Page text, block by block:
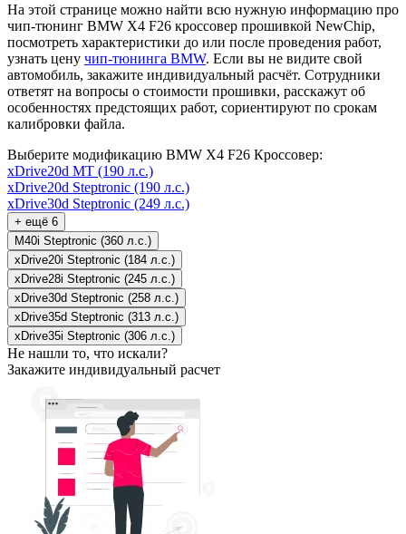
На этой странице можно найти всю нужную информацию про
чип-тюнинг BMW X4 F26 кроссовер прошивкой NewChip,
посмотреть характеристики до или после проведения работ,
узнать цену чип-тюнинга BMW. Если вы не видите свой
автомобиль, закажите индивидуальный расчёт. Сотрудники
ответят на вопросы о стоимости прошивки, расскажут об
особенностях предстоящих работ, сориентируют по срокам
калибровки файла.
Выберите модификацию BMW X4 F26 Кроссовер:
xDrive20d MT (190 л.с.)
xDrive20d Steptronic (190 л.с.)
xDrive30d Steptronic (249 л.с.)
+ ещё 6
M40i Steptronic (360 л.с.)
xDrive20i Steptronic (184 л.с.)
xDrive28i Steptronic (245 л.с.)
xDrive30d Steptronic (258 л.с.)
xDrive35d Steptronic (313 л.с.)
xDrive35i Steptronic (306 л.с.)
Не нашли то, что искали?
Закажите индивидуальный расчет